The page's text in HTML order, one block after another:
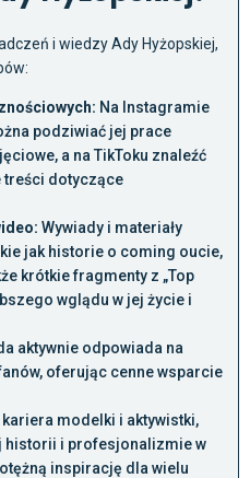
i wiedzy Ady Hyżopskiej,
Na Instagramie
podziwiać jej prace
a na TikToku znaleźć
treści dotyczące
Wywiady i materiały
jak historie o coming oucie,
krótkie fragmenty z „Top
wglądu w jej życie i
aktywnie odpowiada na
oferując cenne wsparcie
modelki i aktywistki,
historii i profesjonalizmie w
inspirację dla wielu